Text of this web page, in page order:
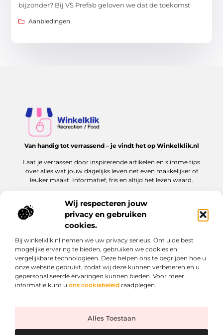
Wij respecteren jouw
privacy en gebruiken
cookies.
Bij winkelklik.nl nemen we uw privacy serieus. Om u de best
mogelijke ervaring te bieden, gebruiken we cookies en
vergelijkbare technologieën. Deze helpen ons te begrijpen hoe u
onze website gebruikt, zodat wij deze kunnen verbeteren en u
gepersonaliseerde ervaringen kunnen bieden. Voor meer
informatie kunt u ons cookiebeleid raadplegen.
Alles Toestaan
bijzonder? Bij VS Prefab geloven we dat de toekomst
Aanbiedingen
Van handig tot verrassend – je vindt het op Winkelklik.nl
Laat je verrassen door inspirerende artikelen en slimme tips
over alles wat jouw dagelijks leven net even makkelijker of
leuker maakt. Informatief, fris en altijd het lezen waard.
Onze informatie
Bericht categorie
Cookiebeleid (EU)